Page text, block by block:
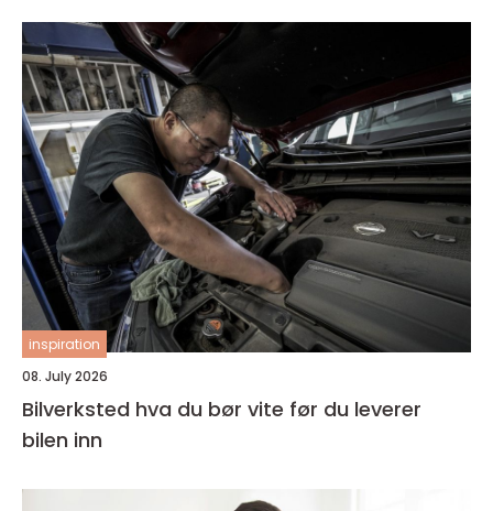
inspiration
08. July 2026
Bilverksted hva du bør vite før du leverer
bilen inn